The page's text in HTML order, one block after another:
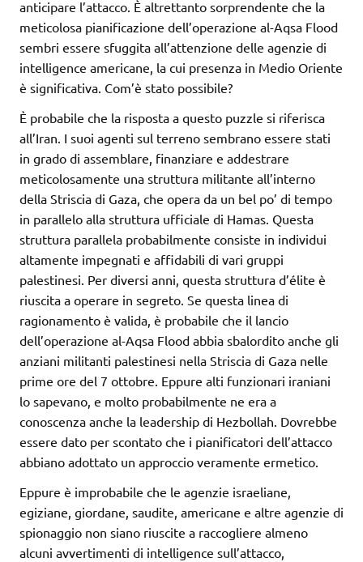
anticipare l’attacco. È altrettanto sorprendente che la
meticolosa pianificazione dell’operazione al-Aqsa Flood
sembri essere sfuggita all’attenzione delle agenzie di
intelligence americane, la cui presenza in Medio Oriente
è significativa. Com’è stato possibile?
È probabile che la risposta a questo puzzle si riferisca
all’Iran. I suoi agenti sul terreno sembrano essere stati
in grado di assemblare, finanziare e addestrare
meticolosamente una struttura militante all’interno
della Striscia di Gaza, che opera da un bel po’ di tempo
in parallelo alla struttura ufficiale di Hamas. Questa
struttura parallela probabilmente consiste in individui
altamente impegnati e affidabili di vari gruppi
palestinesi. Per diversi anni, questa struttura d’élite è
riuscita a operare in segreto. Se questa linea di
ragionamento è valida, è probabile che il lancio
dell’operazione al-Aqsa Flood abbia sbalordito anche gli
anziani militanti palestinesi nella Striscia di Gaza nelle
prime ore del 7 ottobre. Eppure alti funzionari iraniani
lo sapevano, e molto probabilmente ne era a
conoscenza anche la leadership di Hezbollah. Dovrebbe
essere dato per scontato che i pianificatori dell’attacco
abbiano adottato un approccio veramente ermetico.
Eppure è improbabile che le agenzie israeliane,
egiziane, giordane, saudite, americane e altre agenzie di
spionaggio non siano riuscite a raccogliere almeno
alcuni avvertimenti di intelligence sull’attacco,